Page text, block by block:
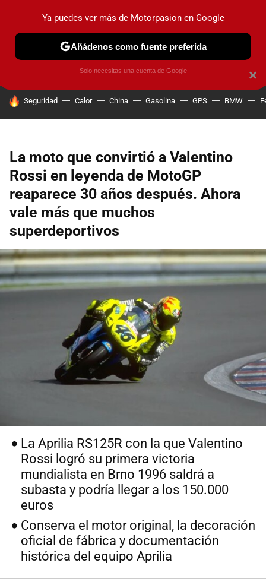
PRUEBAS COCHES ELÉCTRICOS OBSERVATORIO
HOY SE HABLA DE
Seguridad Calor China Gasolina GPS BMW
La moto que convirtió a Valentino
Rossi en leyenda de MotoGP
reaparece 30 años después. Ahora
vale más que muchos
superdeportivos
La Aprilia RS125R con la que Valentino
Rossi logró su primera victoria
mundialista en Brno 1996 saldrá a
subasta y podría llegar a los 150.000
euros
Conserva el motor original, la decoración
oficial de fábrica y documentación
histórica del equipo Aprilia
×
Ya puedes ver más de Motorpasion en Google
Añádenos como fuente preferida
Solo necesitas una cuenta de Google